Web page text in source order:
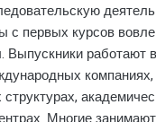
с первых курсов
Выпускники работают
компаниях,